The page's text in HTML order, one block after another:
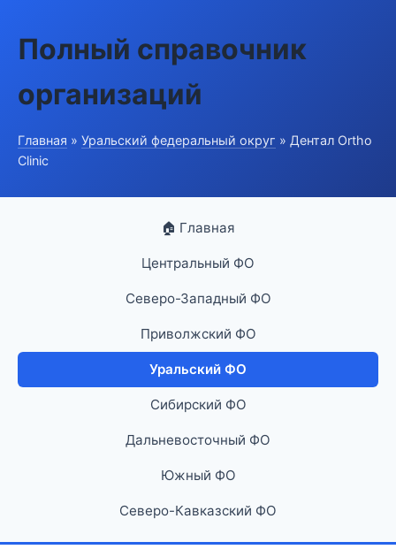
Полный справочник
организаций
Главная » Уральский федеральный округ » Дентал Ortho
Clinic
🏠 Главная
Центральный ФО
Северо-Западный ФО
Приволжский ФО
Уральский ФО
Сибирский ФО
Дальневосточный ФО
Южный ФО
Северо-Кавказский ФО